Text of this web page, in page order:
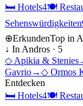
🛏 Hotels4🍽
Sehenswürdigkeiten
⊕ErkundenTop in
↓ In Andros · 5
◇ Apikia & Stenies
Gavrio→◇ Ormos
Entdecken
🛏 Hotels4🍽